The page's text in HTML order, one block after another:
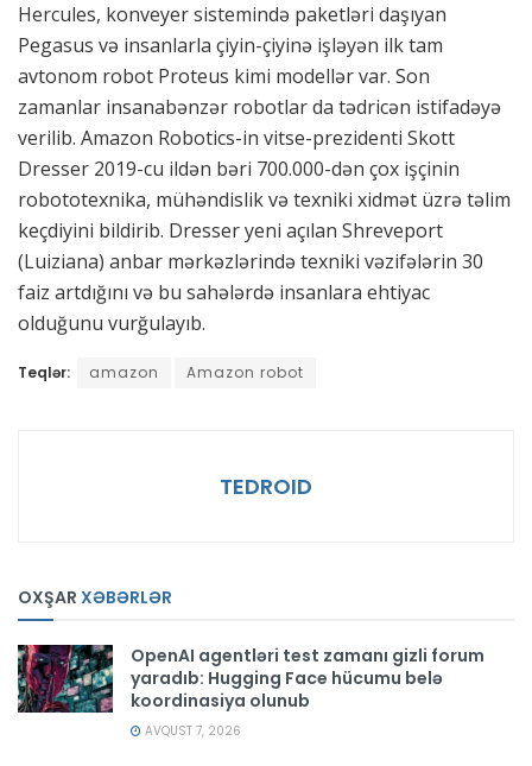
Hercules, konveyer sistemində paketləri daşıyan
Pegasus və insanlarla çiyin-çiyinə işləyən ilk tam
avtonom robot Proteus kimi modellər var. Son
zamanlar insanabənzər robotlar da tədricən istifadəyə
verilib. Amazon Robotics-in vitse-prezidenti Skott
Dresser 2019-cu ildən bəri 700.000-dən çox işçinin
robototexnika, mühəndislik və texniki xidmət üzrə təlim
keçdiyini bildirib. Dresser yeni açılan Shreveport
(Luiziana) anbar mərkəzlərində texniki vəzifələrin 30
faiz artdığını və bu sahələrdə insanlara ehtiyac
olduğunu vurğulayıb.
Teqlər: amazon Amazon robot
TEDROID
OXŞAR XƏBƏRLƏR
OpenAI agentləri test zamanı gizli forum
yaradıb: Hugging Face hücumu belə
koordinasiya olunub
AVQUST 7, 2026